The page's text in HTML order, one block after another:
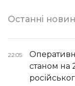
Останні
22:05
станом на